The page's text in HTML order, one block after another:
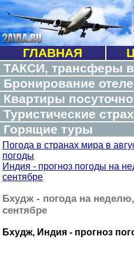
ГЛАВНАЯ
ТАКСИ, трансферы
Бронирование
Квартиры посуточно
Туристические
Горящие туры
Погода в странах мира в
погоды
Индия - прогноз погоды на
сентябре
Бхудж - погода на неделю,
сентябре
Бхудж, Индия - прогноз